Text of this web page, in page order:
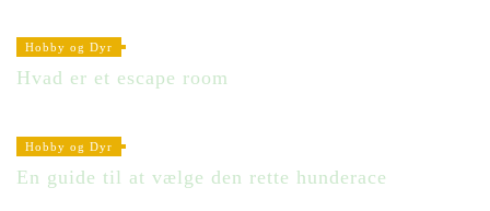
Hobby og Dyr
Hvad er et escape room
Hobby og Dyr
En guide til at vælge den rette hunderace